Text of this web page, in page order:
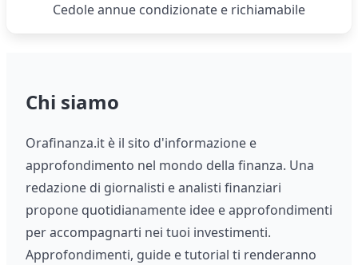
Cedole annue condizionate e richiamabile
Chi siamo
Orafinanza.it è il sito d'informazione e
approfondimento nel mondo della finanza. Una
redazione di giornalisti e analisti finanziari
propone quotidianamente idee e approfondimenti
per accompagnarti nei tuoi investimenti.
Approfondimenti, guide e tutorial ti renderanno